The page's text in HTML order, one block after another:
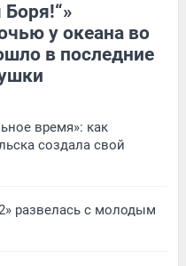
у океана во
в последние
время»: как
создала свой
развелась с молодым